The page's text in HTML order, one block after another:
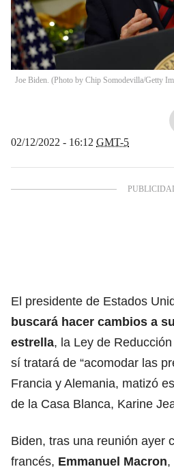
Joe Biden. (Photo by Chip Somodevilla/Getty
02/12/2022 - 16:12 GMT-5
El presidente de Estados
buscará hacer cambios a
estrella, la Ley de
sí tratará de “acomodar las
Francia y Alemania, matizó
de la Casa Blanca, Karine
Biden, tras una reunión ayer
francés, Emmanuel Macron,